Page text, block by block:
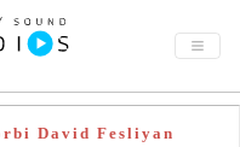
David Fesliyan